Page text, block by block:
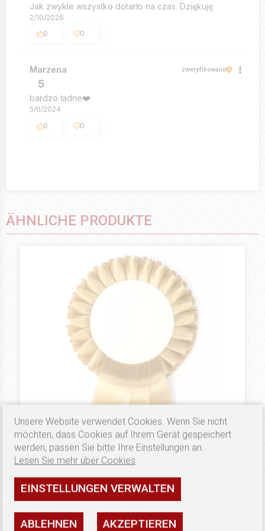
Jak zwykle wszystko dotarło na czas. Dziękuję
2/10/2026
0
0
Marzena zweryfikowano
5
bardzo ładne❤️
5/6/2024
0
0
ÄHNLICHE PRODUKTE
MINIROSETTE
Preisschleifen Mini Classic A
1.79 €
Verfügbarkeit: hoch
SEHEN
Unsere Website verwendet Cookies. Wenn Sie nicht
möchten, dass Cookies auf Ihrem Gerät gespeichert
werden, passen Sie bitte Ihre Einstellungen an.
Lesen Sie mehr über Cookies
EINSTELLUNGEN VERWALTEN
ABLEHNEN AKZEPTIEREN